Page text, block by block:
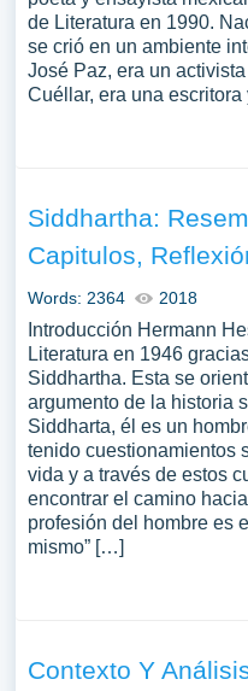
de Literatura en 1990.
se crió en un ambiente
José Paz, era un
Cuéllar, era una
Siddhartha:
Capitulos,
Words: 2364 2018
Introducción Hermann
Literatura en 1946
Siddhartha. Esta se
argumento de la historia
Siddharta, él es un
tenido cuestionamientos
vida y a través de estos
encontrar el camino
profesión del hombre es
mismo” […]
Contexto Y